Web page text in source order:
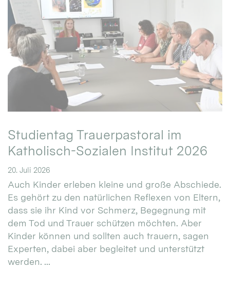
Studientag Trauerpastoral im
Katholisch-Sozialen Institut 2026
20. Juli 2026
Auch Kinder erleben kleine und große Abschiede.
Es gehört zu den natürlichen Reflexen von Eltern,
dass sie ihr Kind vor Schmerz, Begegnung mit
dem Tod und Trauer schützen möchten. Aber
Kinder können und sollten auch trauern, sagen
Experten, dabei aber begleitet und unterstützt
werden. ...